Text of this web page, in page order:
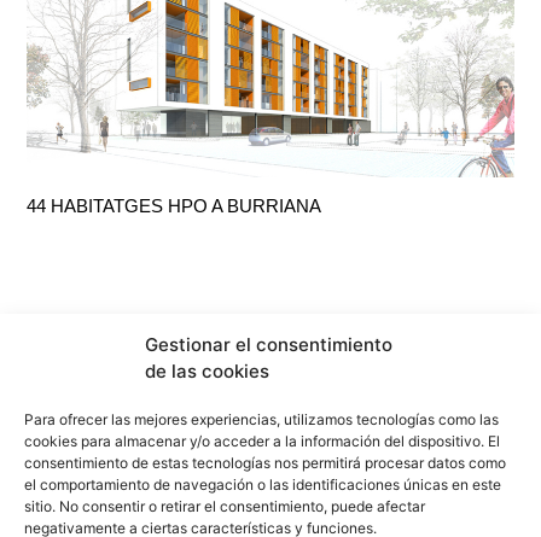
Gestionar el consentimiento
de las cookies
Para ofrecer las mejores experiencias, utilizamos tecnologías como las
cookies para almacenar y/o acceder a la información del dispositivo. El
consentimiento de estas tecnologías nos permitirá procesar datos como
el comportamiento de navegación o las identificaciones únicas en este
sitio. No consentir o retirar el consentimiento, puede afectar
negativamente a ciertas características y funciones.
44 HABITATGES HPO A BURRIANA
info@f2marquitectura.com